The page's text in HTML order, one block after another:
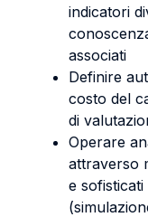
indicatori
associati
Definire
costo del
di
Operare
attraverso
e